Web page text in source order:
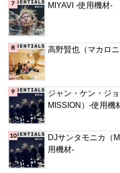
MIYAVI -使用機材-
高野賢也（マカロ
ジャン・ケン・ジ
MISSION）-使用機
DJサンタモニカ（
用機材-